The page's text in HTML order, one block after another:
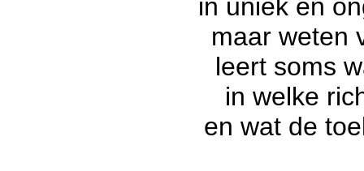
in uniek en
maar weten
leert soms
in welke
en wat de